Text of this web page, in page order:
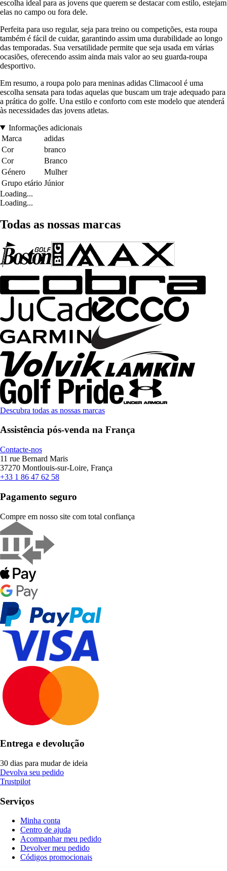
escolha ideal para as jovens que querem se destacar com estilo, estejam
elas no campo ou fora dele.
Perfeita para uso regular, seja para treino ou competições, esta roupa
também é fácil de cuidar, garantindo assim uma durabilidade ao longo
das temporadas. Sua versatilidade permite que seja usada em várias
ocasiões, oferecendo assim ainda mais valor ao seu guarda-roupa
desportivo.
Em resumo, a roupa polo para meninas adidas Climacool é uma
escolha sensata para todas aquelas que buscam um traje adequado para
a prática do golfe. Una estilo e conforto com este modelo que atenderá
às necessidades das jovens atletas.
Informações adicionais
Marca
adidas
Cor
branco
Cor
Branco
Género
Mulher
Grupo etário Júnior
Loading...
Loading...
Todas as nossas marcas
Descubra todas as nossas marcas
Assistência pós-venda na França
Contacte-nos
11 rue Bernard Maris
37270 Montlouis-sur-Loire, França
+33 1 86 47 62 58
Pagamento seguro
Compre em nosso site com total confiança
Entrega e devolução
30 dias para mudar de ideia
Devolva seu pedido
Trustpilot
Serviços
Minha conta
Centro de ajuda
Acompanhar meu pedido
Devolver meu pedido
Códigos promocionais